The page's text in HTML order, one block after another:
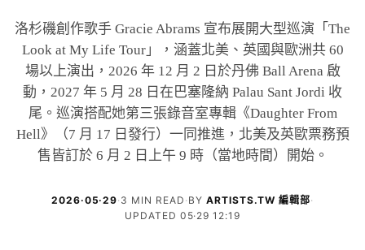
洛杉磯創作歌手 Gracie Abrams 宣布展開大型巡演「The
Look at My Life Tour」，涵蓋北美、英國與歐洲共 60
場以上演出，2026 年 12 月 2 日於丹佛 Ball Arena 啟
動，2027 年 5 月 28 日在巴塞隆納 Palau Sant Jordi 收
尾。巡演搭配她第三張錄音室專輯《Daughter From
Hell》（7 月 17 日發行）一同推進，北美及英歐票務預
售皆訂於 6 月 2 日上午 9 時（當地時間）開始。
2026·05·29· 3 MIN READ · BY ARTISTS.TW 編輯部·
UPDATED 05·29 12:19